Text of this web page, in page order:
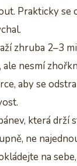
Prakticky se
zhruba 2–3
nesmí
aby se
která drží
ne
na